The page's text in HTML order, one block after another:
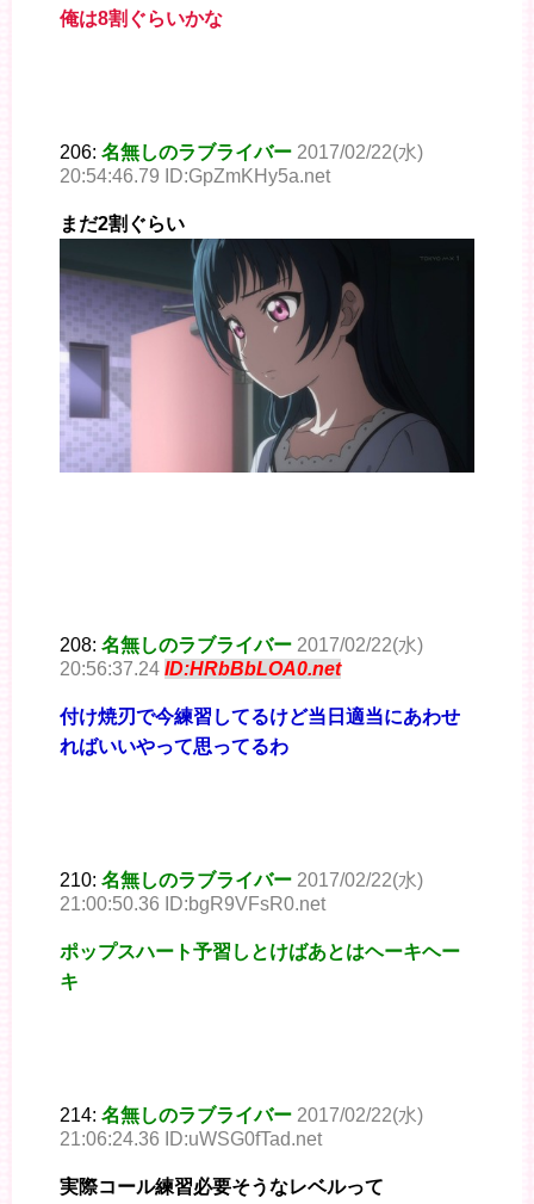
俺は8割ぐらいかな
206: 名無しのラブライバー 2017/02/22(水)
20:54:46.79 ID:GpZmKHy5a.net
まだ2割ぐらい
208: 名無しのラブライバー 2017/02/22(水)
20:56:37.24 ID:HRbBbLOA0.net
付け焼刃で今練習してるけど当日適当にあわせ
ればいいやって思ってるわ
210: 名無しのラブライバー 2017/02/22(水)
21:00:50.36 ID:bgR9VFsR0.net
ポップスハート予習しとけばあとはヘーキヘー
キ
214: 名無しのラブライバー 2017/02/22(水)
21:06:24.36 ID:uWSG0fTad.net
実際コール練習必要そうなレベルって